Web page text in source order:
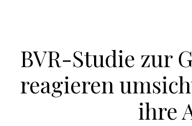
BVR-Studie zur
reagieren
ihre